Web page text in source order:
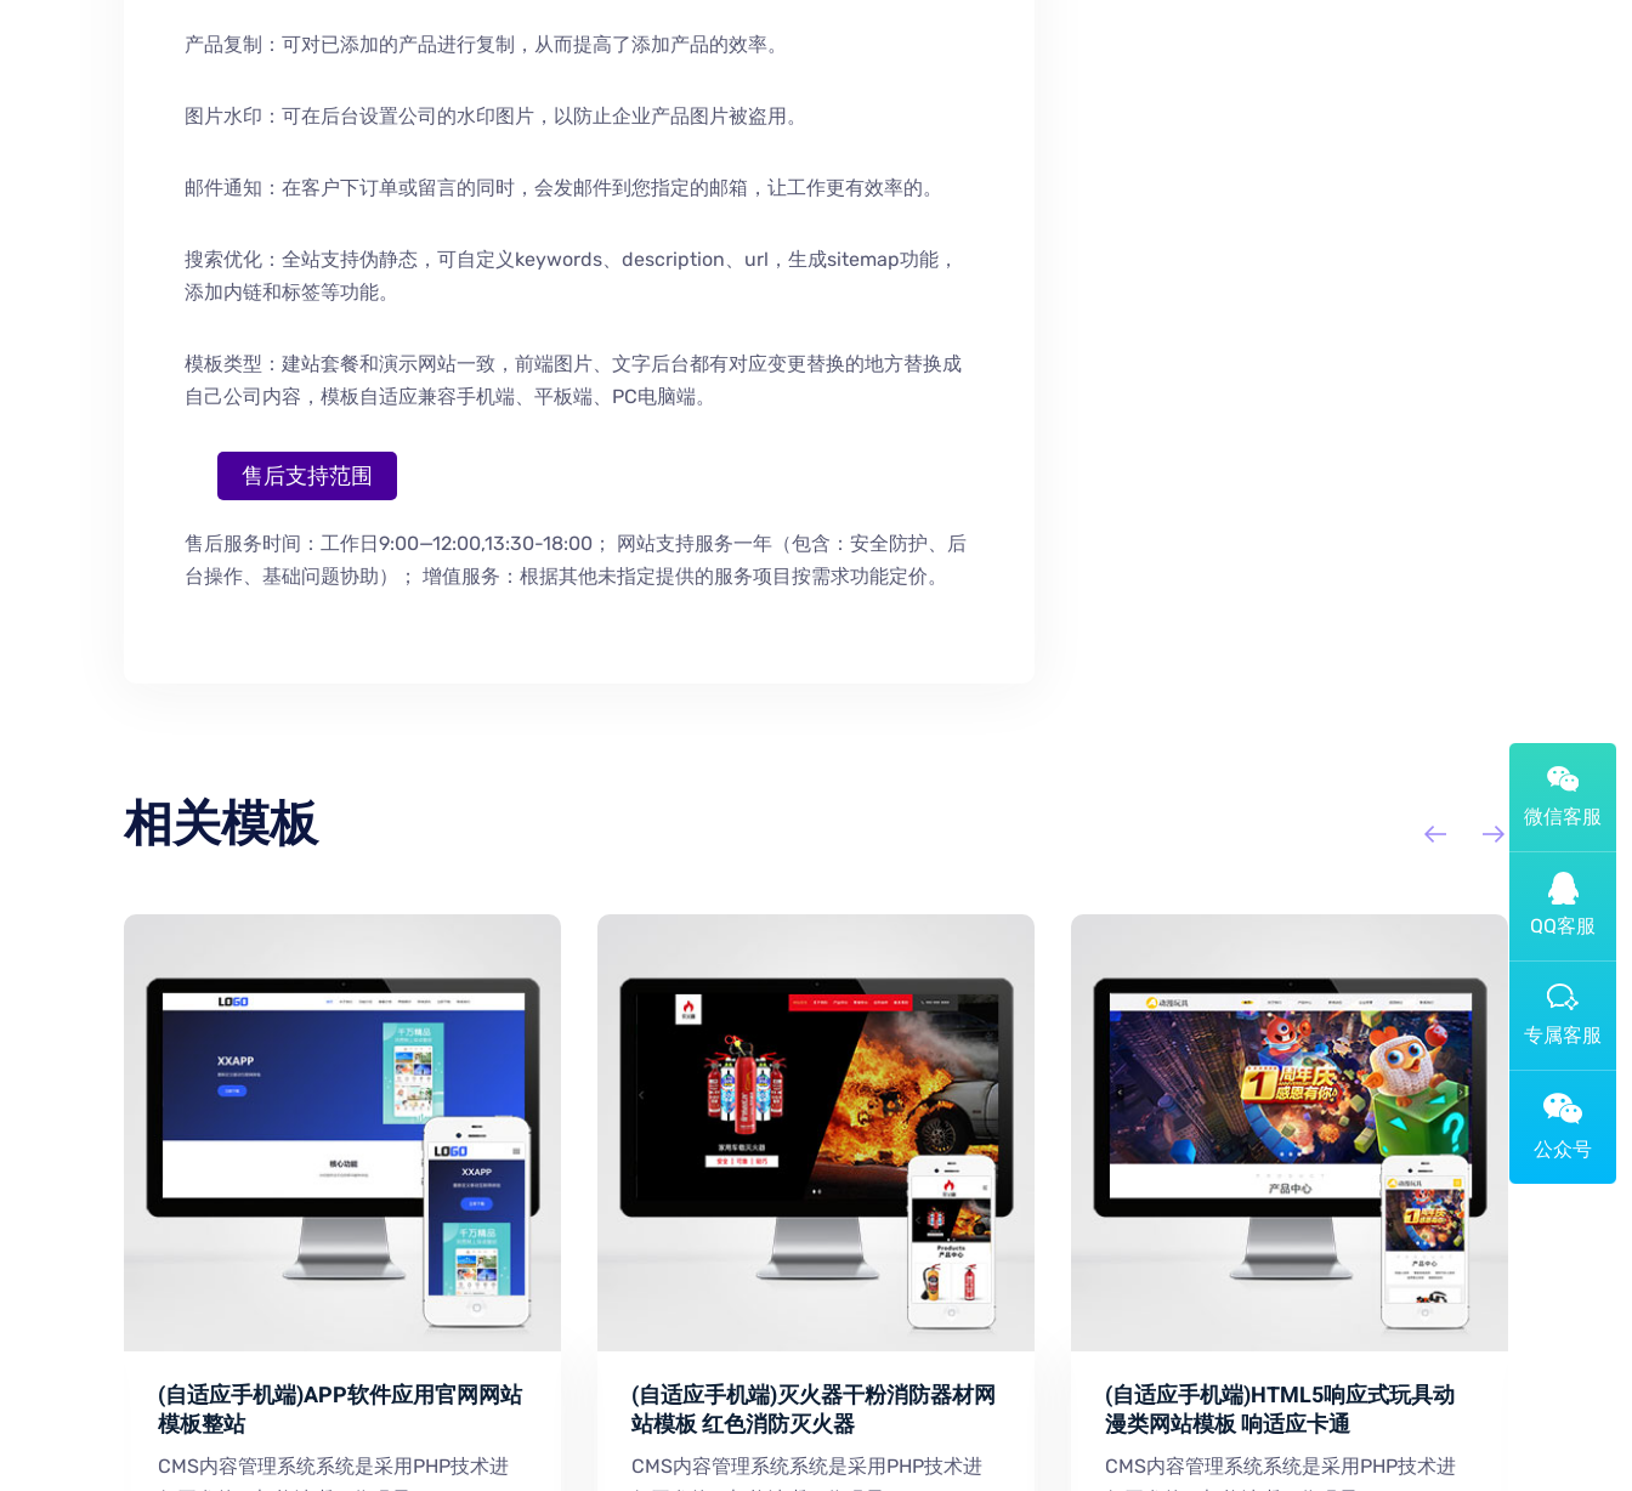
产品复制：可对已添加的产品进行复制，从而提高了添加产品的效率。
图片水印：可在后台设置公司的水印图片，以防止企业产品图片被盗用。
邮件通知：在客户下订单或留言的同时，会发邮件到您指定的邮箱，让工作更有效率的。
搜索优化：全站支持伪静态，可自定义keywords、description、url，生成sitemap功能，
添加内链和标签等功能。
模板类型：建站套餐和演示网站一致，前端图片、文字后台都有对应变更替换的地方替换成
自己公司内容，模板自适应兼容手机端、平板端、PC电脑端。
售后支持范围
售后服务时间：工作日9:00—12:00,13:30-18:00； 网站支持服务一年（包含：安全防护、
后
台操作、 基础问题协助） ； 增值服务：根据其他未指定提供的服务项目按需求功能定价。
相关模板
(自适应手机端)APP软件应用官网网站
模板整站
CMS内容管理系统系统是采用PHP技术进
(自适应手机端)灭火器干粉消防器材网
站模板 红色消防灭火器
CMS内容管理系统系统是采用PHP技术进
(自适应手机端)HTML5响应式玩具动
漫类网站模板 响适应卡通
CMS内容管理系统系统是采用PHP技术进